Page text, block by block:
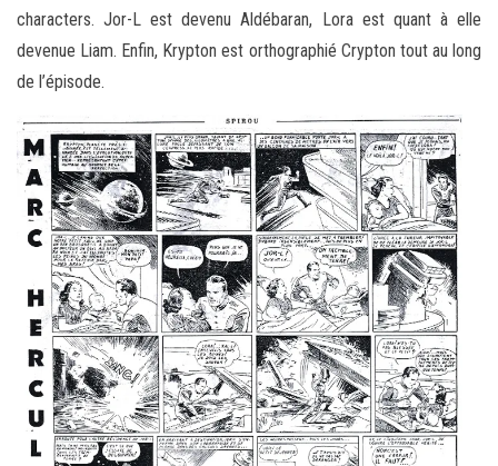
characters. Jor-L est devenu Aldébaran, Lora est quant à elle
devenue Liam. Enfin, Krypton est orthographié Crypton tout au long
de l’épisode.